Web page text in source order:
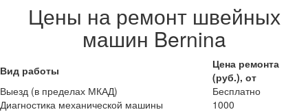
Цены на ремонт швейных
машин Bernina
Вид работы
Цена ремонта
(руб.), от
Выезд (в пределах МКАД)
Бесплатно
Диагностика механической машины
1000